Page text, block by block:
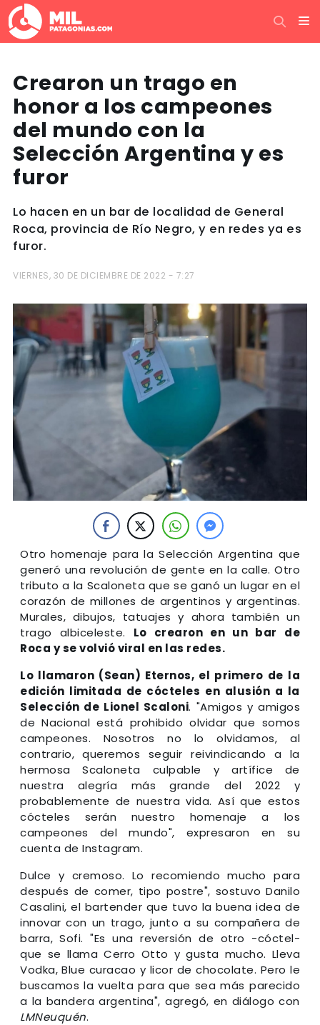
Crearon un trago en
honor a los campeones
del mundo con la
Selección Argentina y es
furor
Lo hacen en un bar de localidad de General
Roca, provincia de Río Negro, y en redes ya es
furor.
VIERNES, 30 DE DICIEMBRE DE 2022 - 7:27
Otro homenaje para la Selección Argentina que
generó una revolución de gente en la calle. Otro
tributo a la Scaloneta que se ganó un lugar en el
corazón de millones de argentinos y argentinas.
Murales, dibujos, tatuajes y ahora también un
trago albiceleste. Lo crearon en un bar de
Roca y se volvió viral en las redes.
Lo llamaron (Sean) Eternos, el primero de la
edición limitada de cócteles en alusión a la
Selección de Lionel Scaloni. "Amigos y amigos
de Nacional está prohibido olvidar que somos
campeones. Nosotros no lo olvidamos, al
contrario, queremos seguir reivindicando a la
hermosa Scaloneta culpable y artífice de
nuestra alegría más grande del 2022 y
probablemente de nuestra vida. Así que estos
cócteles serán nuestro homenaje a los
campeones del mundo", expresaron en su
cuenta de Instagram.
Dulce y cremoso. Lo recomiendo mucho para
después de comer, tipo postre", sostuvo Danilo
Casalini, el bartender que tuvo la buena idea de
innovar con un trago, junto a su compañera de
barra, Sofi. "Es una reversión de otro -cóctel-
que se llama Cerro Otto y gusta mucho. Lleva
Vodka, Blue curacao y licor de chocolate. Pero le
buscamos la vuelta para que sea más parecido
a la bandera argentina", agregó, en diálogo con
LMNeuquén.